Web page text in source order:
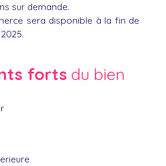
sur demande.
sera disponible à la fin de
forts du bien